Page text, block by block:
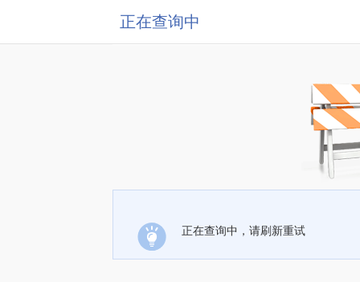
正在查询中
正在查询中，请刷新重试